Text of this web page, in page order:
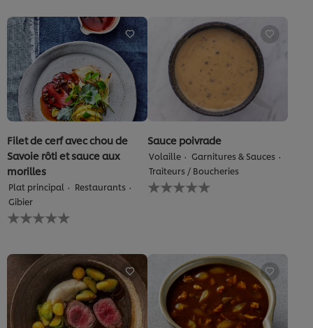
Filet de cerf avec chou de
Savoie rôti et sauce aux
morilles
Plat principal
Restaurants
Gibier
Aucune
évaluation
recipe
Sauce poivrade
Volaille
Garnitures & Sauces
Traiteurs / Boucheries
Aucune
évaluation